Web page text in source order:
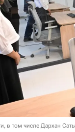
в том числе Дархан